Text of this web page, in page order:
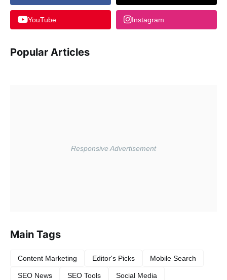
YouTube Instagram
Popular Articles
Main Tags
Content Marketing Editor's Picks Mobile Search
SEO News SEO Tools Social Media